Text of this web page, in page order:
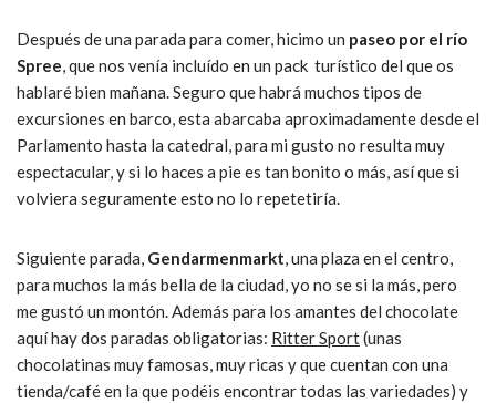
Después de una parada para comer, hicimo un paseo por el río
Spree, que nos venía incluído en un pack turístico del que os
hablaré bien mañana. Seguro que habrá muchos tipos de
excursiones en barco, esta abarcaba aproximadamente desde el
Parlamento hasta la catedral, para mi gusto no resulta muy
espectacular, y si lo haces a pie es tan bonito o más, así que si
volviera seguramente esto no lo repetetiría.
Siguiente parada, Gendarmenmarkt, una plaza en el centro,
para muchos la más bella de la ciudad, yo no se si la más, pero
me gustó un montón. Además para los amantes del chocolate
aquí hay dos paradas obligatorias: Ritter Sport(unas
chocolatinas muy famosas, muy ricas y que cuentan con una
tienda/café en la que podéis encontrar todas las variedades) y